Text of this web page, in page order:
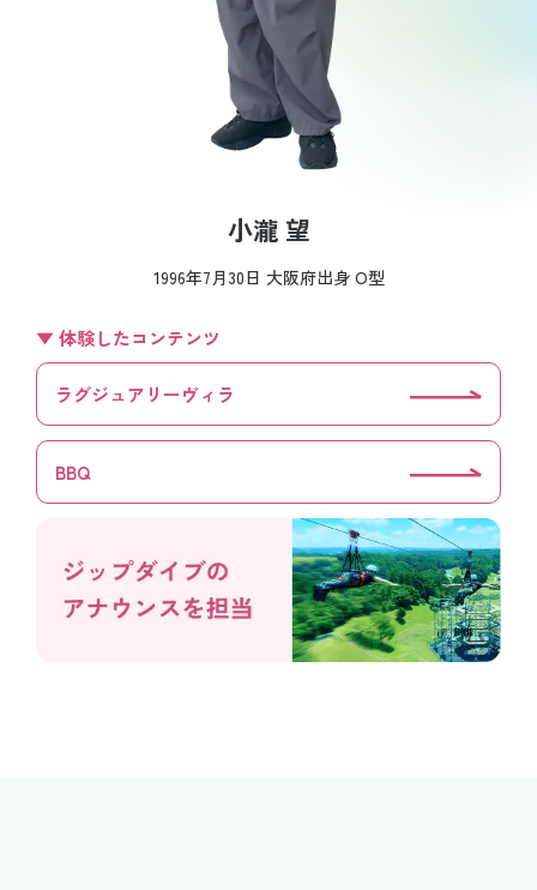
小瀧 望
1996年7月30日 大阪府出身 O型
▼ 体験したコンテンツ
ラグジュアリーヴィラ
BBQ